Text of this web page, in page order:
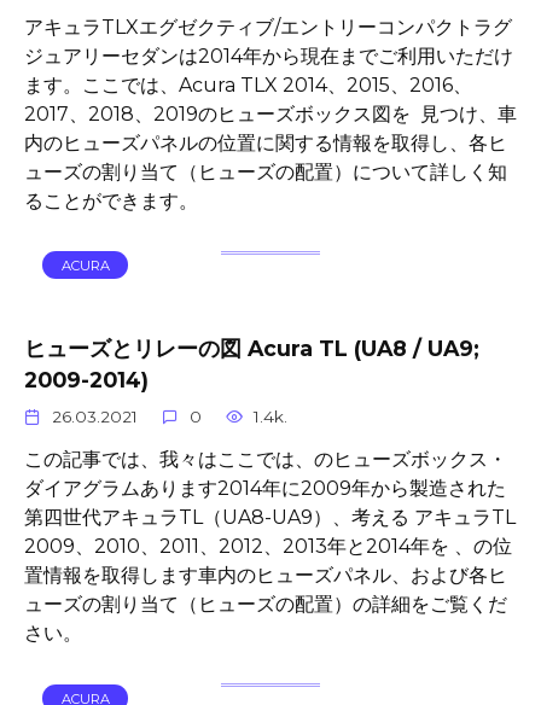
アキュラTLXエグゼクティブ/エントリーコンパクトラグ
ジュアリーセダンは2014年から現在までご利用いただけ
ます。ここでは、Acura TLX 2014、2015、2016、
2017、2018、2019のヒューズボックス図を 見つけ、車
内のヒューズパネルの位置に関する情報を取得し、各ヒ
ューズの割り当て（ヒューズの配置）について詳しく知
ることができます。
ACURA
ヒューズとリレーの図 Acura TL (UA8 / UA9;
2009-2014)
26.03.2021 0 1.4k.
この記事では、我々はここでは、のヒューズボックス・
ダイアグラムあります2014年に2009年から製造された
第四世代アキュラTL（UA8-UA9）、考える アキュラTL
2009、2010、2011、2012、2013年と2014年を 、の位
置情報を取得します車内のヒューズパネル、および各ヒ
ューズの割り当て（ヒューズの配置）の詳細をご覧くだ
さい。
ACURA